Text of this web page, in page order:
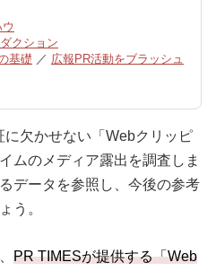
クション
基礎 ／ 広報PR活動をブラッシュ
欠かせない「Webクリッピ
ムのメディア露出を調査しま
データを参照し、今後の参考
う。
PR TIMESが提供する「Web